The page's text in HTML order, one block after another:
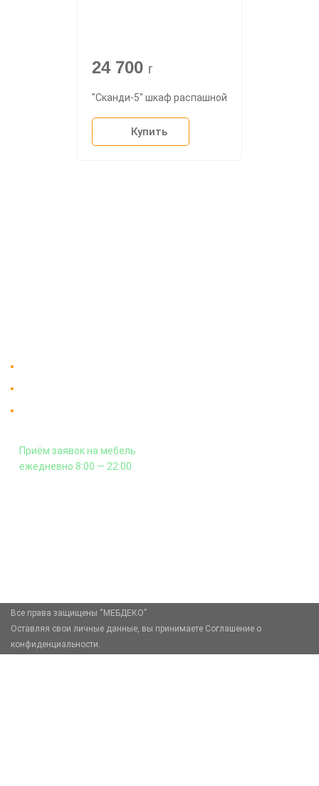
24 700 г
"Сканди-5" шкаф распашной
Купить
Приём заявок на мебель
ежедневно 8:00 — 22:00
Все права защищены “МЕБДЕКО”
Оставляя свои личные данные, вы принимаете Соглашение о
конфиденциальности.